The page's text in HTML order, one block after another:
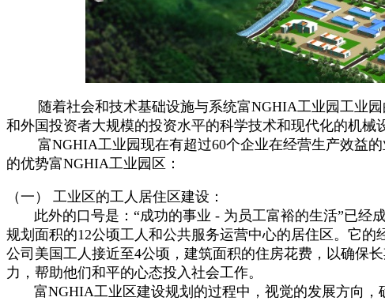
随着社会和技术基础设施与系统富NGHIA工业园工业园
和外国投资者大规模的投资水平的科学技术和现代化的机械
富NGHIA工业园现在有超过60个企业在经营生产效益的
的优势富NGHIA工业园区：
（一） 工业区的工人居住区建设：
此外的口号是：“成功的事业 - 为员工富裕的生活”已经
规划面积的12公顷工人和公共服务运营中心的居住区。它
公司美国工人接近至4公顷，建筑面积的住房花费，以确保
力，帮助他们和平的心态投入社会工作。
富NGHIA工业区建设规划的过程中，视觉的发展方向，